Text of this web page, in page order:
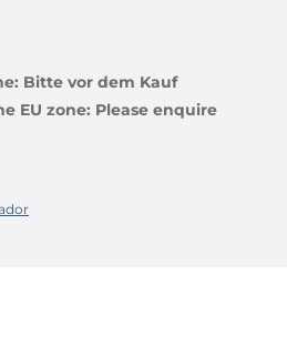
Bitte vor dem Kauf
EU zone: Please enquire